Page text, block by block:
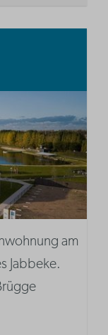
am
Jabbeke.